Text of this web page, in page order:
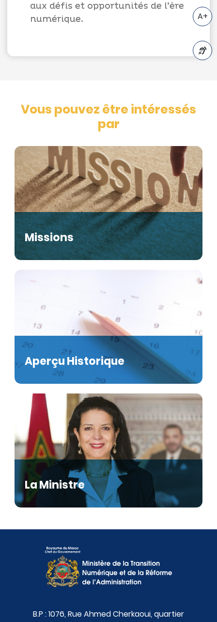
aux défis et opportunités de l’ère
numérique.
A+
Vous pouvez être intéressés
par
Missions
Aperçu Historique
La Ministre
B.P : 1076, Rue Ahmed Cherkaoui, quartier